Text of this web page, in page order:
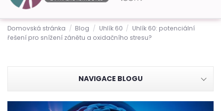
Domovská stránka Blog Uhlík 60
Uhlík 60: potenciální
řešení pro snížení zánětu a oxidačního stresu?
NAVIGACE BLOGU